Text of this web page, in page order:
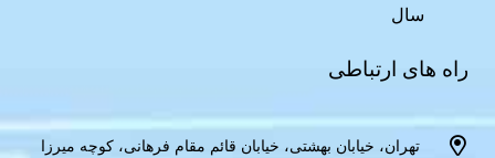
سال
راه های ارتباطی
تهران، خیابان بهشتی، خیابان قائم مقام فرهانی، کوچه میرزا